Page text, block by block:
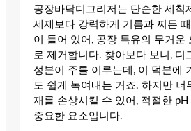
공장바닥디그리저는 단순한 세척
세제보다 강력하게 기름과 찌든
이 들어 있어, 공장 특유의 무거운
로 제거합니다. 찾아보다 보니, 디
성분이 주를 이루는데, 이 덕분에
도 쉽게 녹여내는 거죠. 하지만 너
재를 손상시킬 수 있어, 적절한 pH
중요한 요소입니다.